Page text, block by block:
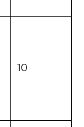
10